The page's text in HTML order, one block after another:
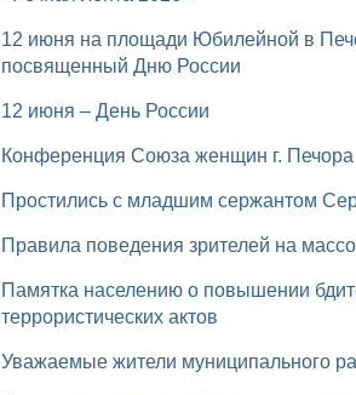
12 июня на площади Юбилейной в Печоре состоялся праздничный концерт «Россия - Родина моя!»,
посвященный Дню России
12 июня – День России
Конференция Союза женщин г. Печора
Простились с младшим сержантом
Правила поведения зрителей на
Памятка населению о повышении бдительности в целях недопущения совершения
террористических актов
Уважаемые жители муниципального